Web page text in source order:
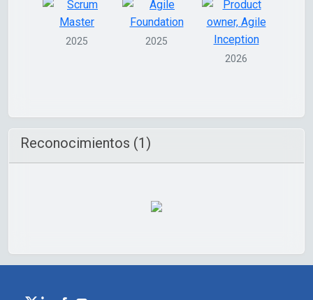
2025
2025
2026
Reconocimientos (1)